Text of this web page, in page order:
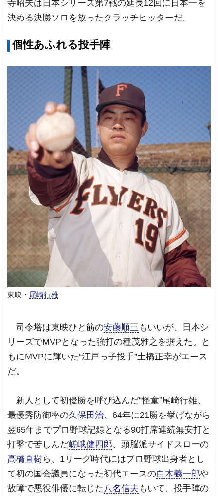
寺昭夫は日本シリーズ第7戦の延長12回に日本一を
決める決勝ソロを放ったクラッチヒッターだ。
個性あふれる投手陣
東映・ 尾崎行雄
司令塔は東映ひと筋の安藤順三 もいいが、日本シ
リーズでMVPとなった強打の種茂雅之を据えた。と
もにMVPに輝いた“江戸っ子投手”土橋正幸がエース
だ。
新人として初優勝を呼び込んだ“怪童”尾崎行雄、
最優秀防御率の久保田治、64年に21勝を挙げながら
翌65年までプロ野球記録となる90打席連続無安打と
打撃で苦しんだ嵯峨健四郎、頭脳派サイドスローの
高橋直樹ら、1リーグ時代にはプロ野球出身者とし
て初の国会議員になった初代エースの白木義一郎や
故障で悪役俳優に転じた 八名信夫 もいて、投手陣の